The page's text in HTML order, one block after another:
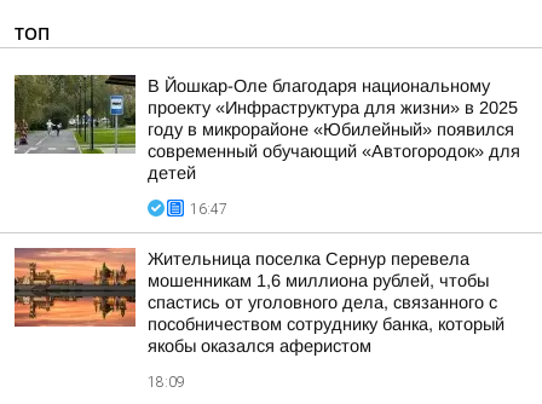
ТОП
В Йошкар-Оле благодаря национальному
проекту «Инфраструктура для жизни» в 2025
году в микрорайоне «Юбилейный» появился
современный обучающий «Автогородок» для
детей
16:47
Жительница поселка Сернур перевела
мошенникам 1,6 миллиона рублей, чтобы
спастись от уголовного дела, связанного с
пособничеством сотруднику банка, который
якобы оказался аферистом
18:09